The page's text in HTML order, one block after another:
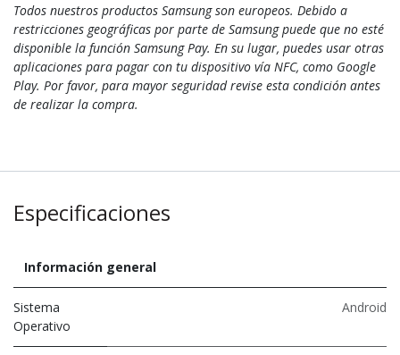
Todos nuestros productos Samsung son europeos. Debido a
restricciones geográficas por parte de Samsung puede que no esté
disponible la función Samsung Pay. En su lugar, puedes usar otras
aplicaciones para pagar con tu dispositivo vía NFC, como Google
Play. Por favor, para mayor seguridad revise esta condición antes
de realizar la compra.
Especificaciones
Información general
Sistema
Operativo
Android